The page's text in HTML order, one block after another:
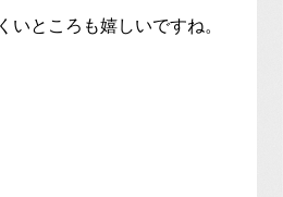
いところも嬉しいですね。